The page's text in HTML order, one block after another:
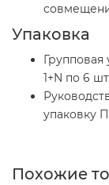
Упаковка
Групповая
1+N по 6
упаковку
Похожие